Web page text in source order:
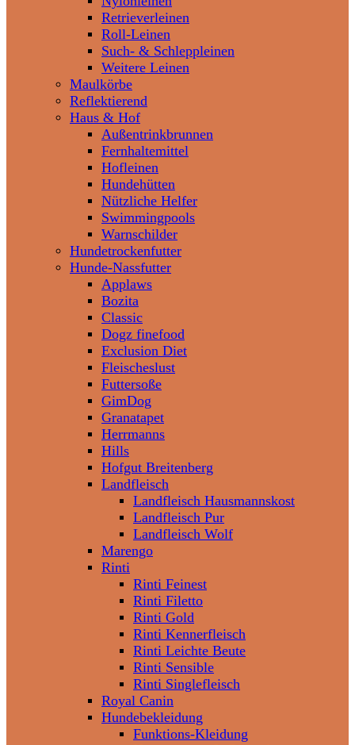
Retrieverleinen
Roll-Leinen
Such- & Schleppleinen
Weitere Leinen
Maulkörbe
Reflektierend
Haus & Hof
Außentrinkbrunnen
Fernhaltemittel
Hofleinen
Hundehütten
Nützliche Helfer
Swimmingpools
Warnschilder
Hundetrockenfutter
Hunde-Nassfutter
Applaws
Bozita
Classic
Dogz finefood
Exclusion Diet
Fleischeslust
Futtersoße
GimDog
Granatapet
Herrmanns
Hills
Hofgut Breitenberg
Landfleisch
Landfleisch Hausmannskost
Landfleisch Pur
Landfleisch Wolf
Marengo
Rinti
Rinti Feinest
Rinti Filetto
Rinti Gold
Rinti Kennerfleisch
Rinti Leichte Beute
Rinti Sensible
Rinti Singlefleisch
Royal Canin
Hundebekleidung
Funktions-Kleidung